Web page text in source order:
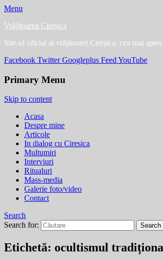
Menu
Vrăjitoarea Cireșica
Site-ul oficial al vrăjitoarei Cireșica, cea mai
Facebook Twitter Googleplus Feed YouTube
Primary Menu
Skip to content
Acasa
Despre mine
Articole
In dialog cu Ciresica
Multumiri
Interviuri
Ritualuri
Mass-media
Galerie foto/video
Contact
Search
Search for:
Etichetă: ocultismul